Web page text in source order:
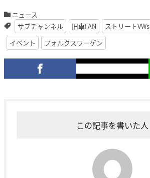
ニュース
サブチャンネル
旧車FAN ストリートVWs
イベント
フォルクスワーゲン
この記事を書いた人